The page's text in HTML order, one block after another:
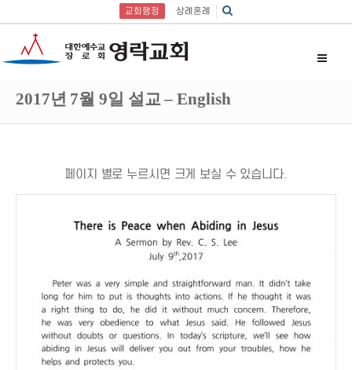
교회행정 상례혼례
2017년 7월 9일 설교 – English
페이지 별로 누르시면 크게 보실 수 있습니다.